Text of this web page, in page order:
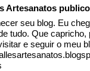
Artesanatos
seu blog. Eu
tudo. Que capricho,
e seguir o meu